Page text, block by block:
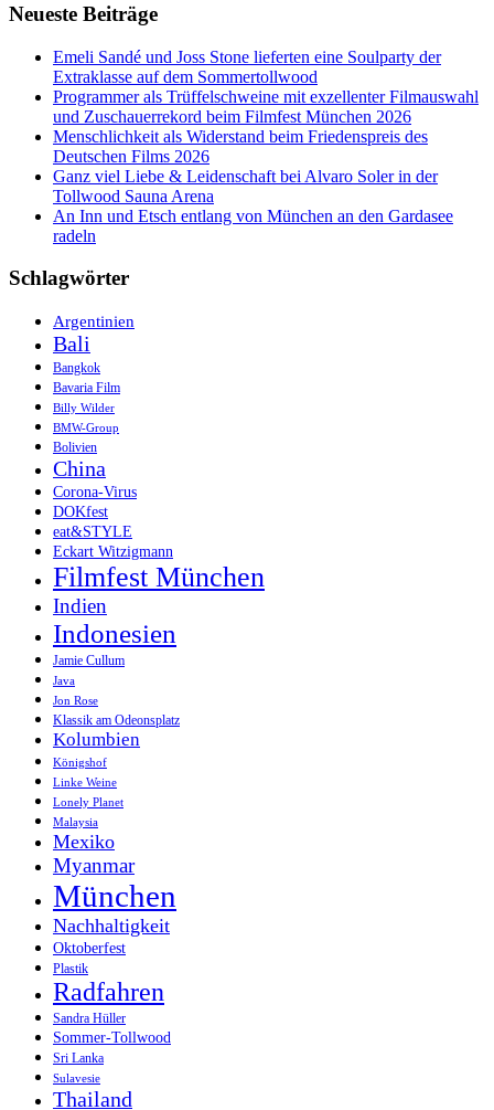
Neueste Beiträge
Emeli Sandé und Joss Stone lieferten eine Soulparty der
Extraklasse auf dem Sommertollwood
Programmer als Trüffelschweine mit exzellenter Filmauswahl
und Zuschauerrekord beim Filmfest München 2026
Menschlichkeit als Widerstand beim Friedenspreis des
Deutschen Films 2026
Ganz viel Liebe & Leidenschaft bei Alvaro Soler in der
Tollwood Sauna Arena
An Inn und Etsch entlang von München an den Gardasee
radeln
Schlagwörter
Argentinien
Bali
Bangkok
Bavaria Film
Billy Wilder
BMW-Group
Bolivien
China
Corona-Virus
DOKfest
eat&STYLE
Eckart Witzigmann
Filmfest München
Indien
Indonesien
Jamie Cullum
Java
Jon Rose
Klassik am Odeonsplatz
Kolumbien
Königshof
Linke Weine
Lonely Planet
Malaysia
Mexiko
Myanmar
München
Nachhaltigkeit
Oktoberfest
Plastik
Radfahren
Sandra Hüller
Sommer-Tollwood
Sri Lanka
Sulavesie
Thailand